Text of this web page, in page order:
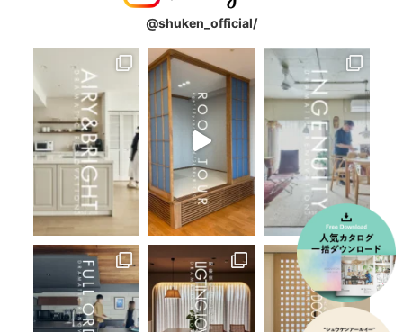
@shuken_official/